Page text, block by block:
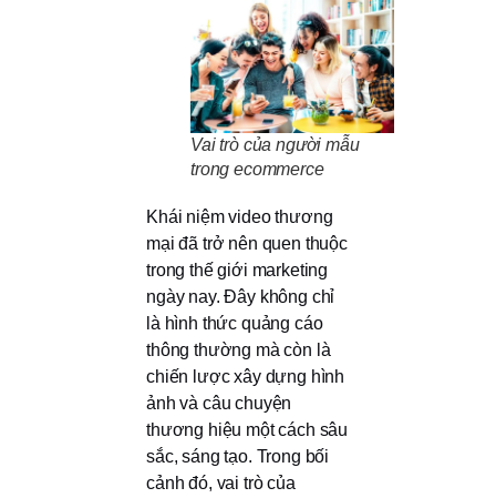
Vai trò của người mẫu
trong ecommerce
Khái niệm video thương
mại đã trở nên quen thuộc
trong thế giới marketing
ngày nay. Đây không chỉ
là hình thức quảng cáo
thông thường mà còn là
chiến lược xây dựng hình
ảnh và câu chuyện
thương hiệu một cách sâu
sắc, sáng tạo. Trong bối
cảnh đó, vai trò của